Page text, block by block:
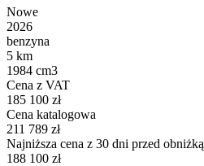
Nowe
2026
benzyna
5 km
1984 cm3
Cena z VAT
185 100 zł
Cena katalogowa
211 789 zł
Najniższa cena z 30 dni przed obniżką
188 100 zł